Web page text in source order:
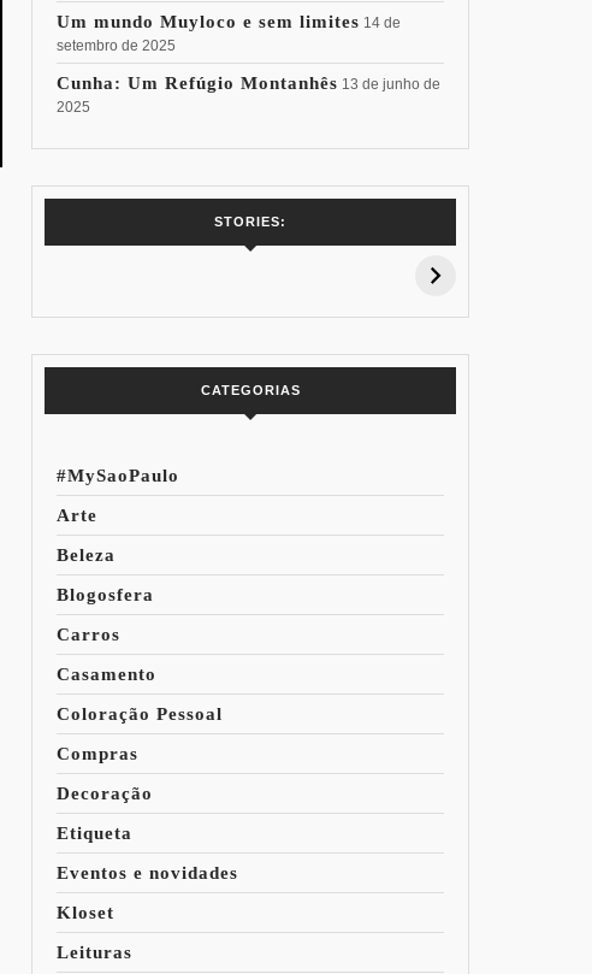
Um mundo Muyloco e sem limites 14 de
setembro de 2025
Cunha: Um Refúgio Montanhês 13 de junho de
2025
STORIES:
7 Vinhos com +
15% de
Pessoal: Os
CATEGORIAS
#MySaoPaulo
Arte
Beleza
Blogosfera
Carros
Casamento
Coloração Pessoal
Compras
Decoração
Etiqueta
Eventos e novidades
Kloset
Leituras